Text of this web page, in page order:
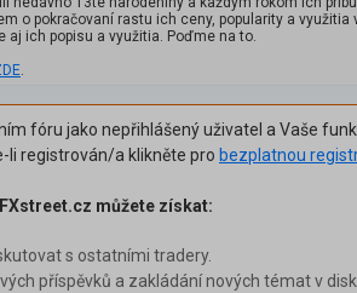
o pokračovaní rastu ich ceny, popularity a
aj ich popisu a využitia. Poďme na to.
.
fóru jako nepřihlášený uživatel a Vaše
li registrován/a klikněte pro bezplatnou
můžete získat:
s ostatními tradery.
příspěvků a zakládání nových témat v